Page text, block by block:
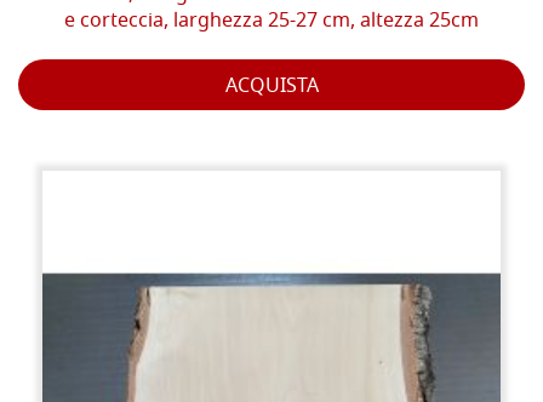
e corteccia, larghezza 25-27 cm, altezza 25cm
ACQUISTA